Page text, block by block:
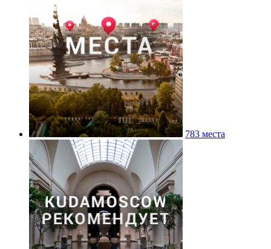
783 места